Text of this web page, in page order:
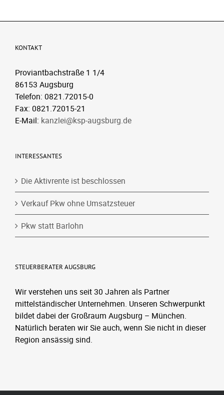
KONTAKT
Proviantbachstraße 1 1/4
86153 Augsburg
Telefon: 0821.72015-0
Fax: 0821.72015-21
E-Mail: kanzlei@ksp-augsburg.de
INTERESSANTES
Die Aktivrente ist beschlossen
Verkauf Pkw ohne Umsatzsteuer
Pkw statt Barlohn
STEUERBERATER AUGSBURG
Wir verstehen uns seit 30 Jahren als Partner
mittelständischer Unternehmen. Unseren Schwerpunkt
bildet dabei der Großraum Augsburg – München.
Natürlich beraten wir Sie auch, wenn Sie nicht in dieser
Region ansässig sind.